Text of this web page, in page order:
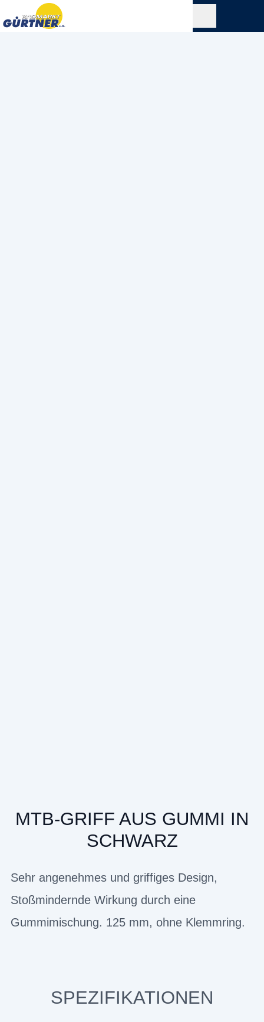
MTB-GRIFF AUS GUMMI IN
SCHWARZ
Sehr angenehmes und griffiges Design,
Stoßmindernde Wirkung durch eine
Gummimischung. 125 mm, ohne Klemmring.
SPEZIFIKATIONEN